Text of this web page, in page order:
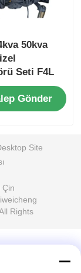
50kva
Seti F4L
Gönder
Site
Çin
Rights